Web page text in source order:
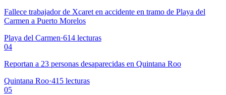
Fallece trabajador de Xcaret en accidente en tramo de Playa del
Carmen a Puerto Morelos
Playa del Carmen·614 lecturas
04
Reportan a 23 personas desaparecidas en Quintana Roo
Quintana Roo·415 lecturas
05